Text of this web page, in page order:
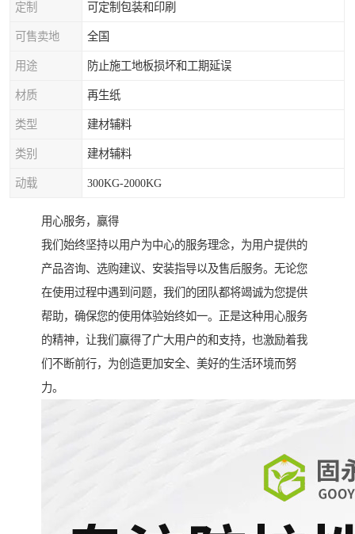
定制 可定制包装和印刷
可售卖地 全国
用途 防止施工地板损坏和工期延误
材质 再生纸
类型 建材辅料
类别 建材辅料
动载 300KG-2000KG
用心服务，赢得
我们始终坚持以用户为中心的服务理念，为用户提供的
产品咨询、选购建议、安装指导以及售后服务。无论您
在使用过程中遇到问题，我们的团队都将竭诚为您提供
帮助，确保您的使用体验始终如一。正是这种用心服务
的精神，让我们赢得了广大用户的和支持，也激励着我
们不断前行，为创造更加安全、美好的生活环境而努
力。